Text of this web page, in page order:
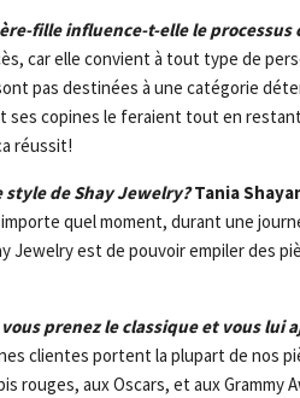
fille influence-t-elle le processus
car elle convient à tout type de
pas destinées à une catégorie
ses copines le feraient tout en
réussit!
de Shay Jewelry?Tania
quel moment, durant une
Jewelry est de pouvoir empiler des
prenez le classique et vous lui
clientes portent la plupart de nos
rouges, aux Oscars, et aux Grammy